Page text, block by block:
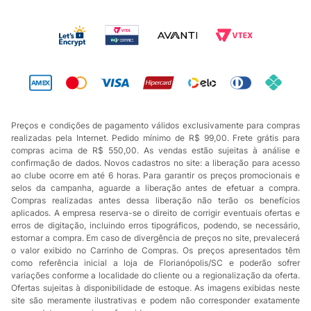
Preços e condições de pagamento válidos exclusivamente para compras
realizadas pela Internet. Pedido mínimo de R$ 99,00. Frete grátis para
compras acima de R$ 550,00. As vendas estão sujeitas à análise e
confirmação de dados. Novos cadastros no site: a liberação para acesso
ao clube ocorre em até 6 horas. Para garantir os preços promocionais e
selos da campanha, aguarde a liberação antes de efetuar a compra.
Compras realizadas antes dessa liberação não terão os benefícios
aplicados. A empresa reserva-se o direito de corrigir eventuais ofertas e
erros de digitação, incluindo erros tipográficos, podendo, se necessário,
estornar a compra. Em caso de divergência de preços no site, prevalecerá
o valor exibido no Carrinho de Compras. Os preços apresentados têm
como referência inicial a loja de Florianópolis/SC e poderão sofrer
variações conforme a localidade do cliente ou a regionalização da oferta.
Ofertas sujeitas à disponibilidade de estoque. As imagens exibidas neste
site são meramente ilustrativas e podem não corresponder exatamente